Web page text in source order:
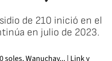
de 210 inició en el
en julio de 2023.